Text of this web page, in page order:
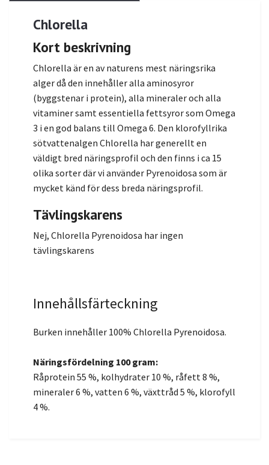
Chlorella
Kort beskrivning
Chlorella är en av naturens mest näringsrika
alger då den innehåller alla aminosyror
(byggstenar i protein), alla mineraler och alla
vitaminer samt essentiella fettsyror som Omega
3 i en god balans till Omega 6. Den klorofyllrika
sötvattenalgen Chlorella har generellt en
väldigt bred näringsprofil och den finns i ca 15
olika sorter där vi använder Pyrenoidosa som är
mycket känd för dess breda näringsprofil.
Tävlingskarens
Nej, Chlorella Pyrenoidosa har ingen
tävlingskarens
Innehållsfärteckning
Burken innehåller 100% Chlorella Pyrenoidosa.
Näringsfördelning 100 gram:
Råprotein 55 %, kolhydrater 10 %, råfett 8 %,
mineraler 6 %, vatten 6 %, växttråd 5 %, klorofyll
4 %.